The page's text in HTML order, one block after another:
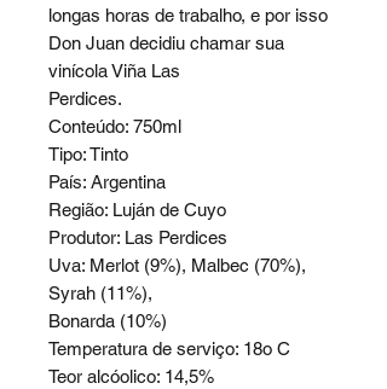
longas horas de trabalho, e por isso
Don Juan decidiu chamar sua
vinícola Viña Las
Perdices.
Conteúdo: 750ml
Tipo: Tinto
País: Argentina
Região: Luján de Cuyo
Produtor: Las Perdices
Uva: Merlot (9%), Malbec (70%),
Syrah (11%),
Bonarda (10%)
Temperatura de serviço: 18o C
Teor alcóolico: 14,5%